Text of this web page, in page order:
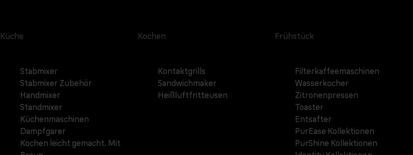
Küche
Stabmixer
Stabmixer Zubehör
Handmixer
Standmixer
Küchenmaschinen
Dampfgarer
Kochen leicht gemacht. Mit
Kochen
Kontaktgrills
Sandwichmaker
Heißluftfritteusen
Frühstück
Filterkaffeemaschinen
Wasserkocher
Zitronenpressen
Toaster
Entsafter
PurEase Kollektionen
PurShine Kollektionen